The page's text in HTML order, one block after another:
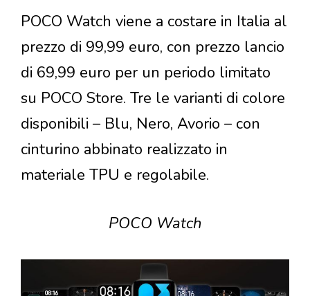
POCO Watch viene a costare in Italia al
prezzo di 99,99 euro, con prezzo lancio
di 69,99 euro per un periodo limitato
su POCO Store. Tre le varianti di colore
disponibili – Blu, Nero, Avorio – con
cinturino abbinato realizzato in
materiale TPU e regolabile.
POCO Watch